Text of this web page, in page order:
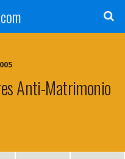
Anti-Matrimonio